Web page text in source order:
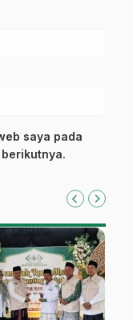
saya pada